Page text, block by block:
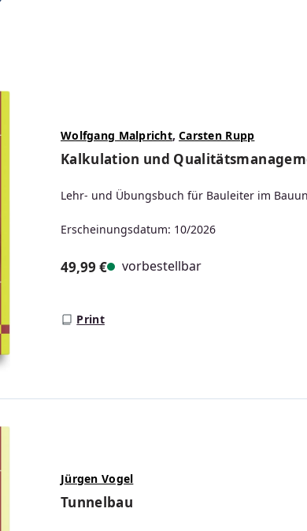
Wolfgang Malpricht,Carsten Rupp
Kalkulation und
Lehr- und Übungsbuch für Bauleiter im
Erscheinungsdatum: 10/2026
49,99 € vorbestellbar
Print
Jürgen Vogel
Tunnelbau